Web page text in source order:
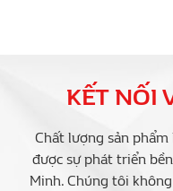
KẾT NỐI
Chất lượng sản
được sự phát triển
Minh. Chúng tôi